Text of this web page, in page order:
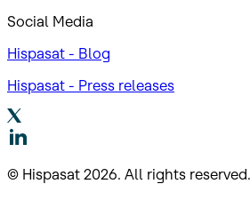
Social Media
Hispasat - Blog
Hispasat - Press releases
© Hispasat 2026. All rights reserved.